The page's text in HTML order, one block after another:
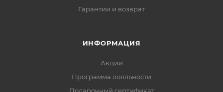
Гарантии и возврат
ИНФОРМАЦИЯ
Акции
Программа лояльности